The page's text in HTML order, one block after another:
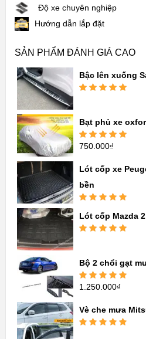
Độ xe chuyên nghiệp
Hướng dẫn lắp đặt
SẢN PHẨM ĐÁNH GIÁ CAO
Bậc lên xuống
Bạt phủ xe
Được xếp
750.000₫
Lót cốp xe
bền
hạng5.005
sao
Lót cốp Mazda
Bộ 2 chổi gạt
Được xếp
1.250.000₫
Vè che mưa